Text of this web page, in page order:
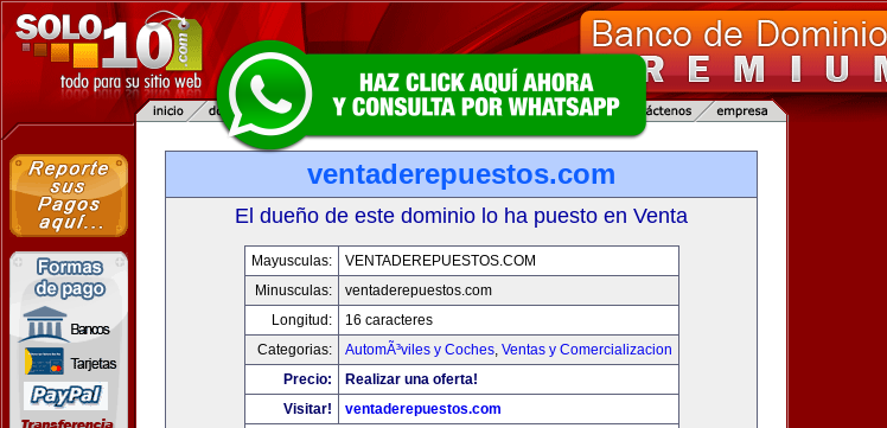
ventaderepuestos.com
El dueño de este dominio lo ha puesto en Venta
Mayusculas:
VENTADEREPUESTOS.COM
Minusculas:
ventaderepuestos.com
Longitud:
16 caracteres
Categorias:
AutomÃ³viles y Coches, Ventas y Comercializacion
Precio:
Realizar una oferta!
Visitar!
ventaderepuestos.com